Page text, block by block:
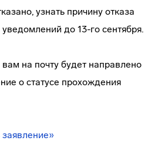
узнать причину отказа
до 13-го сентября.
вам на почту будет направлено
о статусе прохождения